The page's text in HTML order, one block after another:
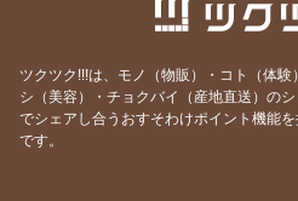
ツクツク!!!は、モノ（物販）・コト（体
シ（美容）・チョクバイ（産地直送）のシ
でシェアし合うおすそわけポイント機能
です。